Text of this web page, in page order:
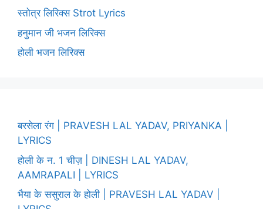
स्तोत्र लिरिक्स Strot Lyrics
हनुमान जी भजन लिरिक्स
होली भजन लिरिक्स
बरसेला रंग | PRAVESH LAL YADAV, PRIYANKA |
LYRICS
होली के न. 1 चीज़ | DINESH LAL YADAV,
AAMRAPALI | LYRICS
भैया के ससुराल के होली | PRAVESH LAL YADAV |